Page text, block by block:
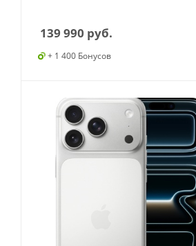
139 990 руб.
+ 1 400 Бонусов